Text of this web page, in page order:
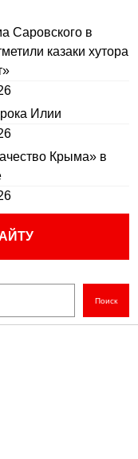
Саровского в
казаки хутора
Илии
Крыма» в
Поиск